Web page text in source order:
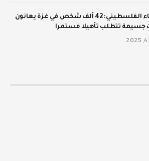
الإحصاء الفلسطيني: 42 ألف شخص في غزة يعانون
جسيمة تتطلب تأهيلا مستمرا